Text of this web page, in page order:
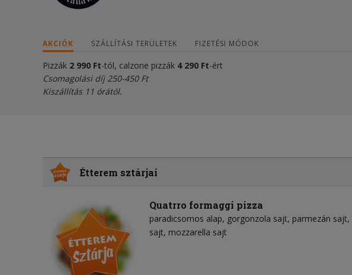
AKCIÓK SZÁLLÍTÁSI TERÜLETEK FIZETÉSI MÓDOK
Pizzák 2 990 Ft-tól, calzone pizzák 4290 Ft-ért
Csomagolási díj 250-450 Ft
Kiszállítás 11 órától.
Étterem sztárjai
Quatrro formaggi pizza
paradicsomos alap gorgonzola sajt parmezán sajt
sajt mozzarella sajt